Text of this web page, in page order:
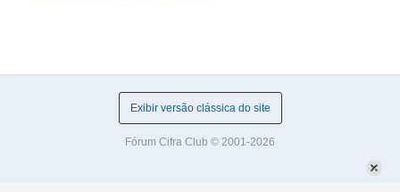
Exibir versão clássica do site
Fórum Cifra Club © 2001-2026